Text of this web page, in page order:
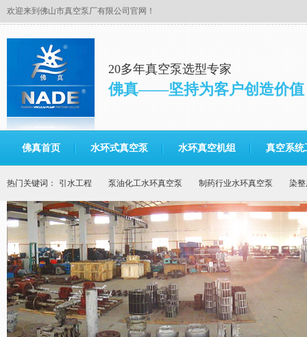
欢迎来到佛山市真空泵厂有限公司官网！
20多年真空泵选型专家
佛真——坚持为客户创造价值
佛真首页 水环式真空泵 水环真空机组 真空系统
热门关键词： 引水工程 泵油化工水环真空泵 制药行业水环真空泵 染